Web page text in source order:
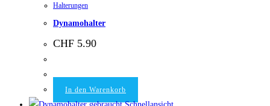
Halterungen
Dynamohalter
CHF 5.90
In den Warenkorb